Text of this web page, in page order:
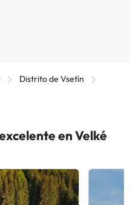
Distrito de Vsetín
en Velké